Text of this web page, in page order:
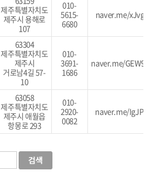
제주특별자치도
제주시 용해로
107
010-
5615-
6680
naver.me/
63304
제주특별자치도
제주시
거로남4길 57-
10
010-
3691-
1686
naver.me/
63058
제주특별자치도
제주시 애월읍
항몽로 293
010-
2920-
0082
naver.me/